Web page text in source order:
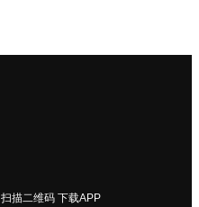
扫描二维码 下载APP